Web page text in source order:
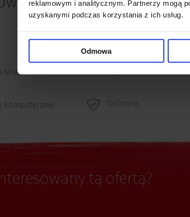
reklamowym i analitycznym. Partnerzy mogą
uzyskanymi podczas korzystania z ich usług.
Odmowa
telefoniczne
komputerowe
Czujniki dymu
Ochrona
tą ofertą?